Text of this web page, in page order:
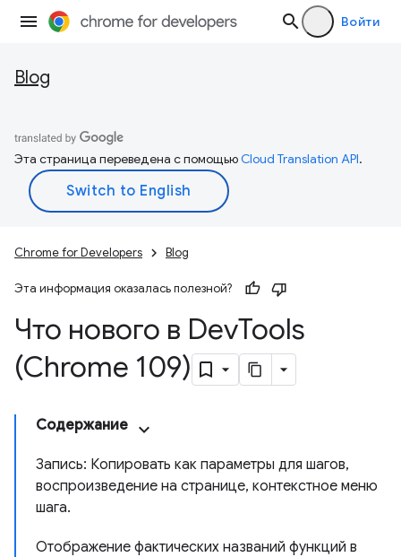
Войти
Blog
Эта страница переведена с помощьюCloud Translation API.
Chrome for Developers Blog
Эта информация оказалась полезной?
Что нового в DevTools
(Chrome 109)
Содержание
Запись: Копировать как параметры для шагов,
воспроизведение на странице, контекстное меню
шага.
Отображение фактических названий функций в